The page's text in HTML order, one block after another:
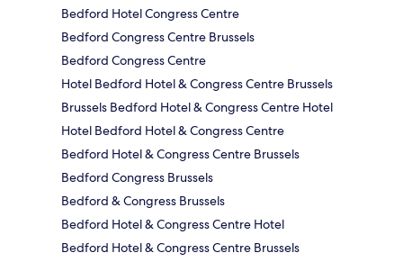
Bedford Hotel Congress Centre
Bedford Congress Centre Brussels
Bedford Congress Centre
Hotel Bedford Hotel & Congress Centre Brussels
Brussels Bedford Hotel & Congress Centre Hotel
Hotel Bedford Hotel & Congress Centre
Bedford Hotel & Congress Centre Brussels
Bedford Congress Brussels
Bedford & Congress Brussels
Bedford Hotel & Congress Centre Hotel
Bedford Hotel & Congress Centre Brussels